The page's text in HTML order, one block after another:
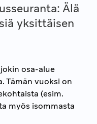
Älä
yksittäisen
osa-alue
Tämän vuoksi on
(esim.
myös isommasta